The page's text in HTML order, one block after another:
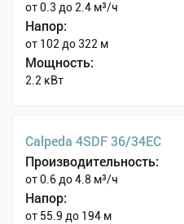
от 0.3 до 2.4 м³/ч
Напор:
от 102 до 322 м
Мощность:
2.2 кВт
Calpeda 4SDF 36/34EC
Производительность:
от 0.6 до 4.8 м³/ч
Напор:
от 55.9 до 194 м